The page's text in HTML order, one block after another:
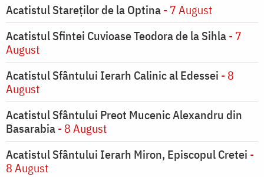
Acatistul Stareţilor de la Optina- 7 August
Acatistul Sfintei Cuvioase Teodora de la Sihla- 7
August
Acatistul Sfântului Ierarh Calinic al Edessei - 8
August
Acatistul Sfântului Preot Mucenic Alexandru din
Basarabia- 8 August
Acatistul Sfântului Ierarh Miron, Episcopul Cretei -
8 August